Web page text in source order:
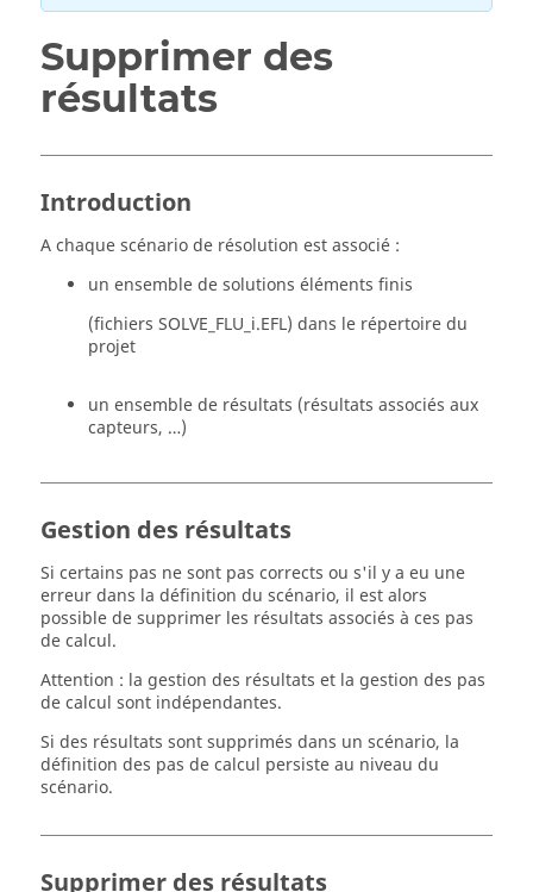
Supprimer des
résultats
Introduction
A chaque scénario de résolution est associé :
un ensemble de solutions éléments finis
(fichiers SOLVE_FLU_i.EFL) dans le répertoire du
projet
un ensemble de résultats (résultats associés aux
capteurs, …)
Gestion des résultats
Si certains pas ne sont pas corrects ou s'il y a eu une
erreur dans la définition du scénario, il est alors
possible de supprimer les résultats associés à ces pas
de calcul.
Attention : la gestion des résultats et la gestion des pas
de calcul sont indépendantes.
Si des résultats sont supprimés dans un scénario, la
définition des pas de calcul persiste au niveau du
scénario.
Supprimer des résultats